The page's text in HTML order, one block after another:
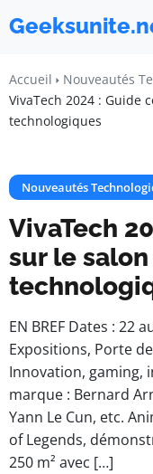
Accueil
Nouveautés
VivaTech 2024 : Guide
technologiques
Nouveautés
VivaTech
sur le
EN BREF Dates : 22
Expositions, Porte
Innovation, gaming,
marque : Bernard
Yann Le Cun, etc.
of Legends,
250 m² avec […]